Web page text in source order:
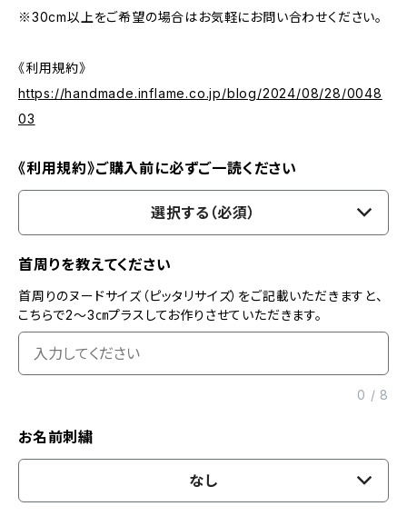
※30cm以上をご希望の場合はお気軽にお問い合わせください。
《利用規約》
https://handmade.inflame.co.jp/blog/2024/08/28/0048
03
《利用規約》ご購入前に必ずご一読ください
選択する（必須）
首周りを教えてください
首周りのヌードサイズ（ピッタリサイズ）をご記載いただきますと、
こちらで2〜3㎝プラスしてお作りさせていただきます。
0 / 8
お名前刺繍
なし